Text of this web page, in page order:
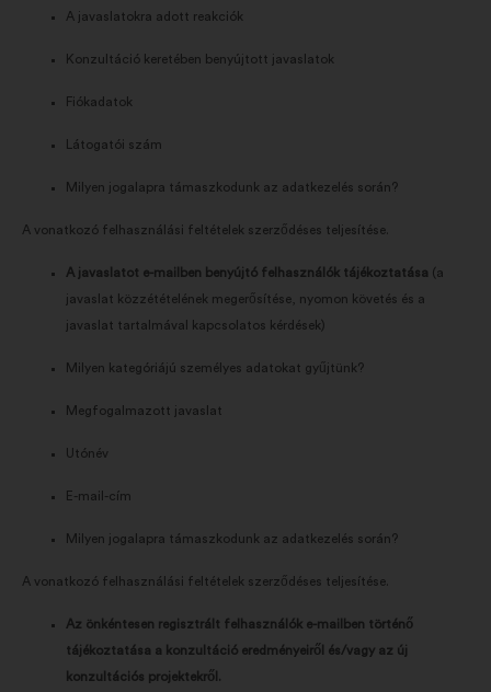
A javaslatokra adott reakciók
Konzultáció keretében benyújtott javaslatok
Fiókadatok
Látogatói szám
Milyen jogalapra támaszkodunk az adatkezelés során?
A vonatkozó felhasználási feltételek szerződéses teljesítése.
A javaslatot e-mailben benyújtó felhasználók tájékoztatása (a
javaslat közzétételének megerősítése, nyomon követés és a
javaslat tartalmával kapcsolatos kérdések)
Milyen kategóriájú személyes adatokat gyűjtünk?
Megfogalmazott javaslat
Utónév
E-mail-cím
Milyen jogalapra támaszkodunk az adatkezelés során?
A vonatkozó felhasználási feltételek szerződéses teljesítése.
Az önkéntesen regisztrált felhasználók e-mailben történő
tájékoztatása a konzultáció eredményeiről és/vagy az új
konzultációs projektekről.